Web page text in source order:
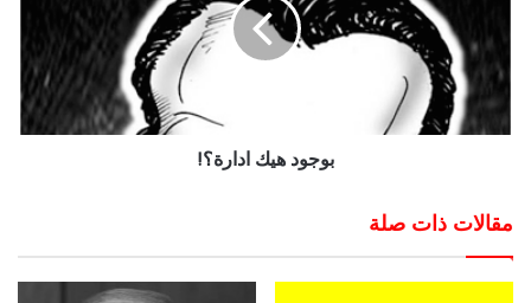
بوجود هيك ادارة؟!
مقالات ذات صلة